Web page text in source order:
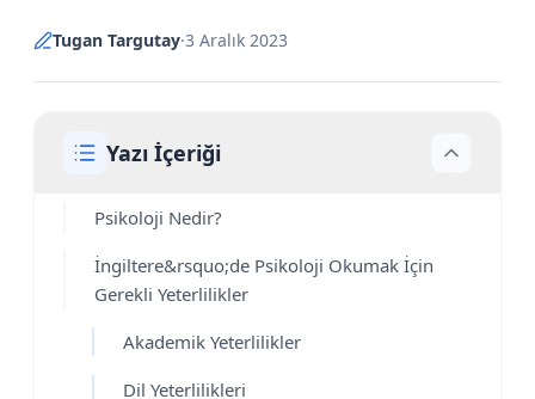
Tugan Targutay·3 Aralık 2023
Yazı İçeriği
Psikoloji Nedir?
İngiltere&rsquo;de Psikoloji Okumak İçin
Gerekli Yeterlilikler
Akademik Yeterlilikler
Dil Yeterlilikleri